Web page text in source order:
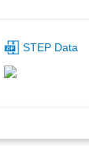
STEP Data